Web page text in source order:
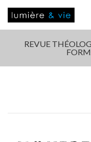
REVUE